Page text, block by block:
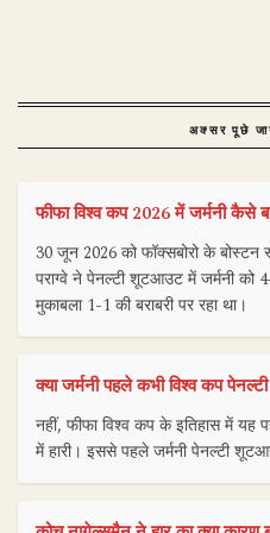
अक्सर पूछे
फीफा विश्व कप 2026 में जर्मनी कैसे
30 जून 2026 को फॉक्सबोरो के
पराग्वे ने पेनल्टी शूटआउट में जर्मनी को
मुकाबला 1-1 की बराबरी पर रहा था।
क्या जर्मनी पहले कभी विश्व कप
नहीं, फीफा विश्व कप के इतिहास में यह
में हारी। इससे पहले जर्मनी पेनल्टी